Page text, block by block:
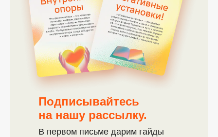
Подписывайтесь
на нашу рассылку.
В первом письме дарим гайды